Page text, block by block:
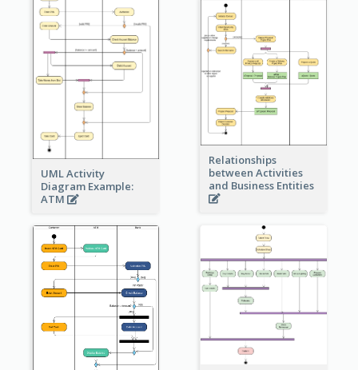
UML Activity
Diagram Example:
ATM
Relationships
between Activities
and Business Entities